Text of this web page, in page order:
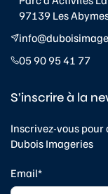
97139 Les
05 90 95 41 77
S’inscrire à la
Inscrivez-vous
Dubois Imageries
Email*